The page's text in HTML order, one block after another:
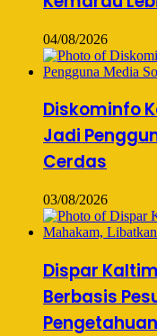
04/08/2026
Diskominfo
Jadi
Cerdas
03/08/2026
Dispar
Berbasis